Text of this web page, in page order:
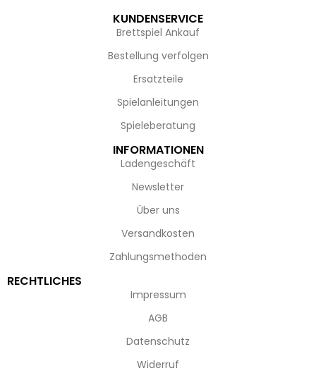
KUNDENSERVICE
Brettspiel Ankauf
Bestellung verfolgen
Ersatzteile
Spielanleitungen
Spieleberatung
INFORMATIONEN
Ladengeschäft
Newsletter
Über uns
Versandkosten
Zahlungsmethoden
RECHTLICHES
Impressum
AGB
Datenschutz
Widerruf